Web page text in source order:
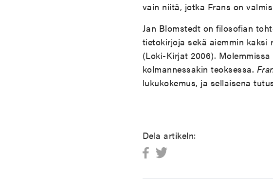
vain niitä, jotka Frans on
Jan Blomstedt on filosofian
tietokirjoja sekä aiemmin kaksi
(Loki-Kirjat 2006).
kolmannessakin teoksessa.
lukukokemus, ja sellaisena
Dela artikeln: